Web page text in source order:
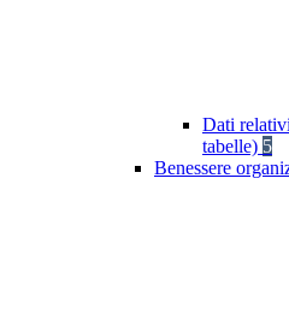
Dati
tabelle) 5
Benessere